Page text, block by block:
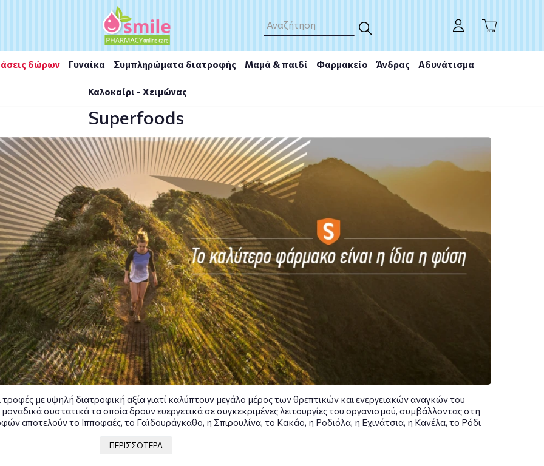
δώρων Γυναίκα Συμπληρώματα διατροφής Μαμά & παιδί Φαρμακείο Άνδρας Αδυνάτισμα
Καλοκαίρι - Χειμώνας
Superfoods
με υψηλή διατροφική αξία γιατί καλύπτουν μεγάλο μέρος των θρεπτικών και ενεργειακών αναγκών του
συστατικά τα οποία δρουν ευεργετικά σε συγκεκριμένες λειτουργίες του οργανισμού, συμβάλλοντας στη
αποτελούν το Ιπποφαές, το Γαϊδουράγκαθο, η Σπιρουλίνα, το Κακάο, η Ροδιόλα, η Εχινάτσια, η Κανέλα, το Ρόδι
από τη μακροχρόνια χρήση, ενώ κάθε χώρα έχει ιδιαίτερη σχέση και ιστορία με συγκεκριμένες υπερτροφές
ΠΕΡΙΣΣΟΤΕΡΑ